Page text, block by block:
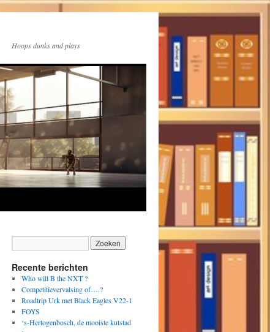
Hoops dunks and plays
Recente berichten
Who will B the NXT ?
Competitievervalsing of….?
Roadtrip Urk met Black Eagles V22-1
FOYS
‘s-Hertogenbosch, de mooiste kutstad